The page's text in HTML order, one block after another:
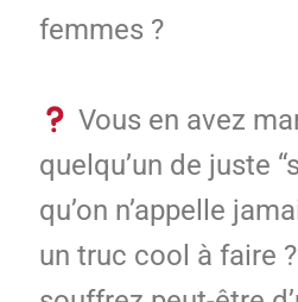
femmes ?
Vous en avez
quelqu’un de juste
qu’on n’appelle
un truc cool à faire